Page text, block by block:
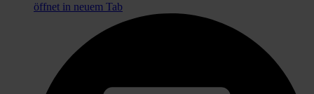
öffnet in neuem Tab